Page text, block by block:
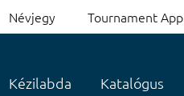
Névjegy Tournament App
Kézilabda Katalógus